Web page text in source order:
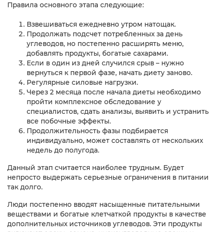
Правила основного этапа следующие:
Взвешиваться ежедневно утром натощак.
Продолжать подсчет потребленных за день
углеводов, но постепенно расширять меню,
добавлять продукты, богатые сахарами.
Если в один из дней случился срыв – нужно
вернуться к первой фазе, начать диету заново.
Регулярные силовые нагрузки.
Через 2 месяца после начала диеты необходимо
пройти комплексное обследование у
специалистов, сдать анализы, выявить и устранить
все побочные эффекты.
Продолжительность фазы подбирается
индивидуально, может составлять от нескольких
недель до полугода.
Данный этап считается наиболее трудным. Будет
непросто выдержать серьезные ограничения в питании
так долго.
Люди постепенно вводят насыщенные питательными
веществами и богатые клетчаткой продукты в качестве
дополнительных источников углеводов. Эти продукты